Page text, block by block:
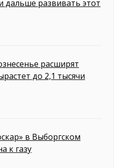
дальше развивать этот
расширят
до 2,1 тысячи
в Выборгском
к газу